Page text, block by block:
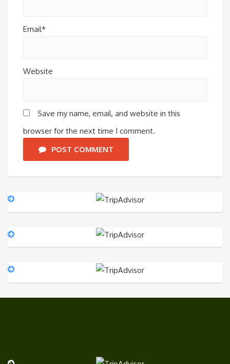
Email*
Website
Save my name, email, and website in this
browser for the next time I comment.
POST COMMENT